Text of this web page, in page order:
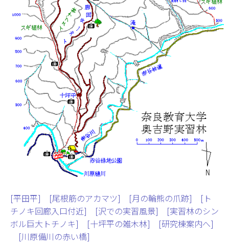
産官学連携
奈良国立大学機構
図書館
教育資料館
ESD・SDGsセンター
情報センター
自然環境教育センター
特別支援教育研究センター
Nara ISC/ 国際戦略センター
[平田平] [尾根筋のアカマツ] [月の輪熊の爪跡]
[ト
チノキ回廊入口付近]
[沢での実習風景]
[実習林のシン
ボル巨大トチノキ]
[十坪平の雑木林]
[研究棟案内へ]
[川原備川の赤い橋]